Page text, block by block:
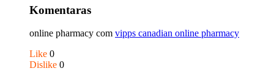
Komentaras
online pharmacy com vipps canadian online pharmacy
Like 0
Dislike 0